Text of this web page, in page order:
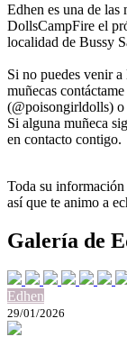
Edhen es una de las
DollsCampFire el
localidad de Bussy
Si no puedes venir
muñecas
(@poisongirldolls) o
Si alguna muñeca
en contacto contigo.
Toda su información
así que te animo a
Galería de
Edhen
29/01/2026